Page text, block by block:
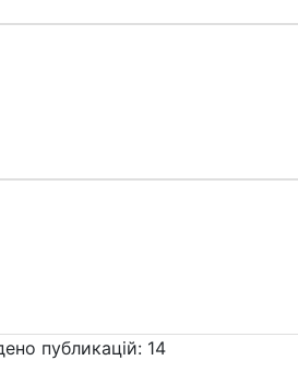
публикацій: 14